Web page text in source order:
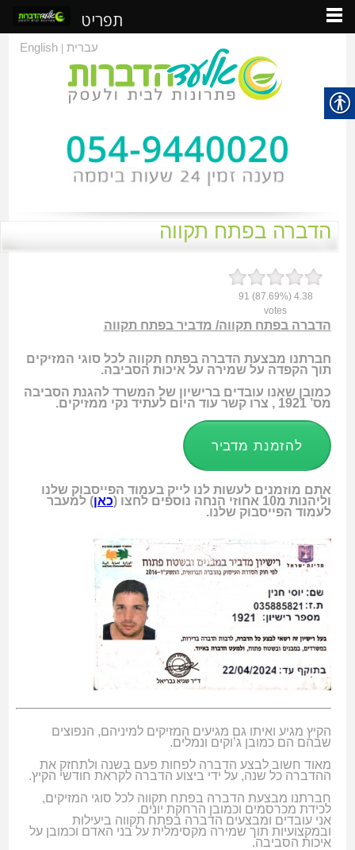
עברית|
English
הדברה בפתח תקווה
4.38
(87.69%)
91
votes
הדברה בפתח תקווה/ מדביר בפתח תקווה
חברתנו מבצעת הדברה בפתח תקווה לכל סוגי המזיקים
תוך הקפדה על שמירה על איכות הסביבה.
כמובן שאנו עובדים ברישיון של המשרד להגנת הסביבה
מס’ 1921 , צרו קשר עוד היום לעתיד נקי ממזיקים.
להזמנת מדביר
אתם מוזמנים לעשות לנו לייק בעמוד הפייסבוק שלנו
וליהנות מ10 אחוזי הנחה נוספים לחצו (
כאן) למעבר
לעמוד הפייסבוק שלנו.
הקיץ מגיע ואיתו גם מגיעים המזיקים למיניהם, הנפוצים
שבהם הם כמובן ג’וקים ונמלים.
מאוד חשוב לבצע הדברה לפחות פעם בשנה ולתחזק את
ההדברה כל שנה, על ידי ביצוע הדברה לקראת חודשי הקיץ.
חברתנו מבצעת הדברה בפתח תקווה לכל סוגי המזיקים,
לכידת מכרסמים וכמובן הרחקת יונים.
אני עובדים ומבצעים הדברה בפתח תקווה ביעילות
ובמקצועיות תוך שמירה מקסימלית על בני האדם וכמובן על
איכות הסביבה.
תפריט